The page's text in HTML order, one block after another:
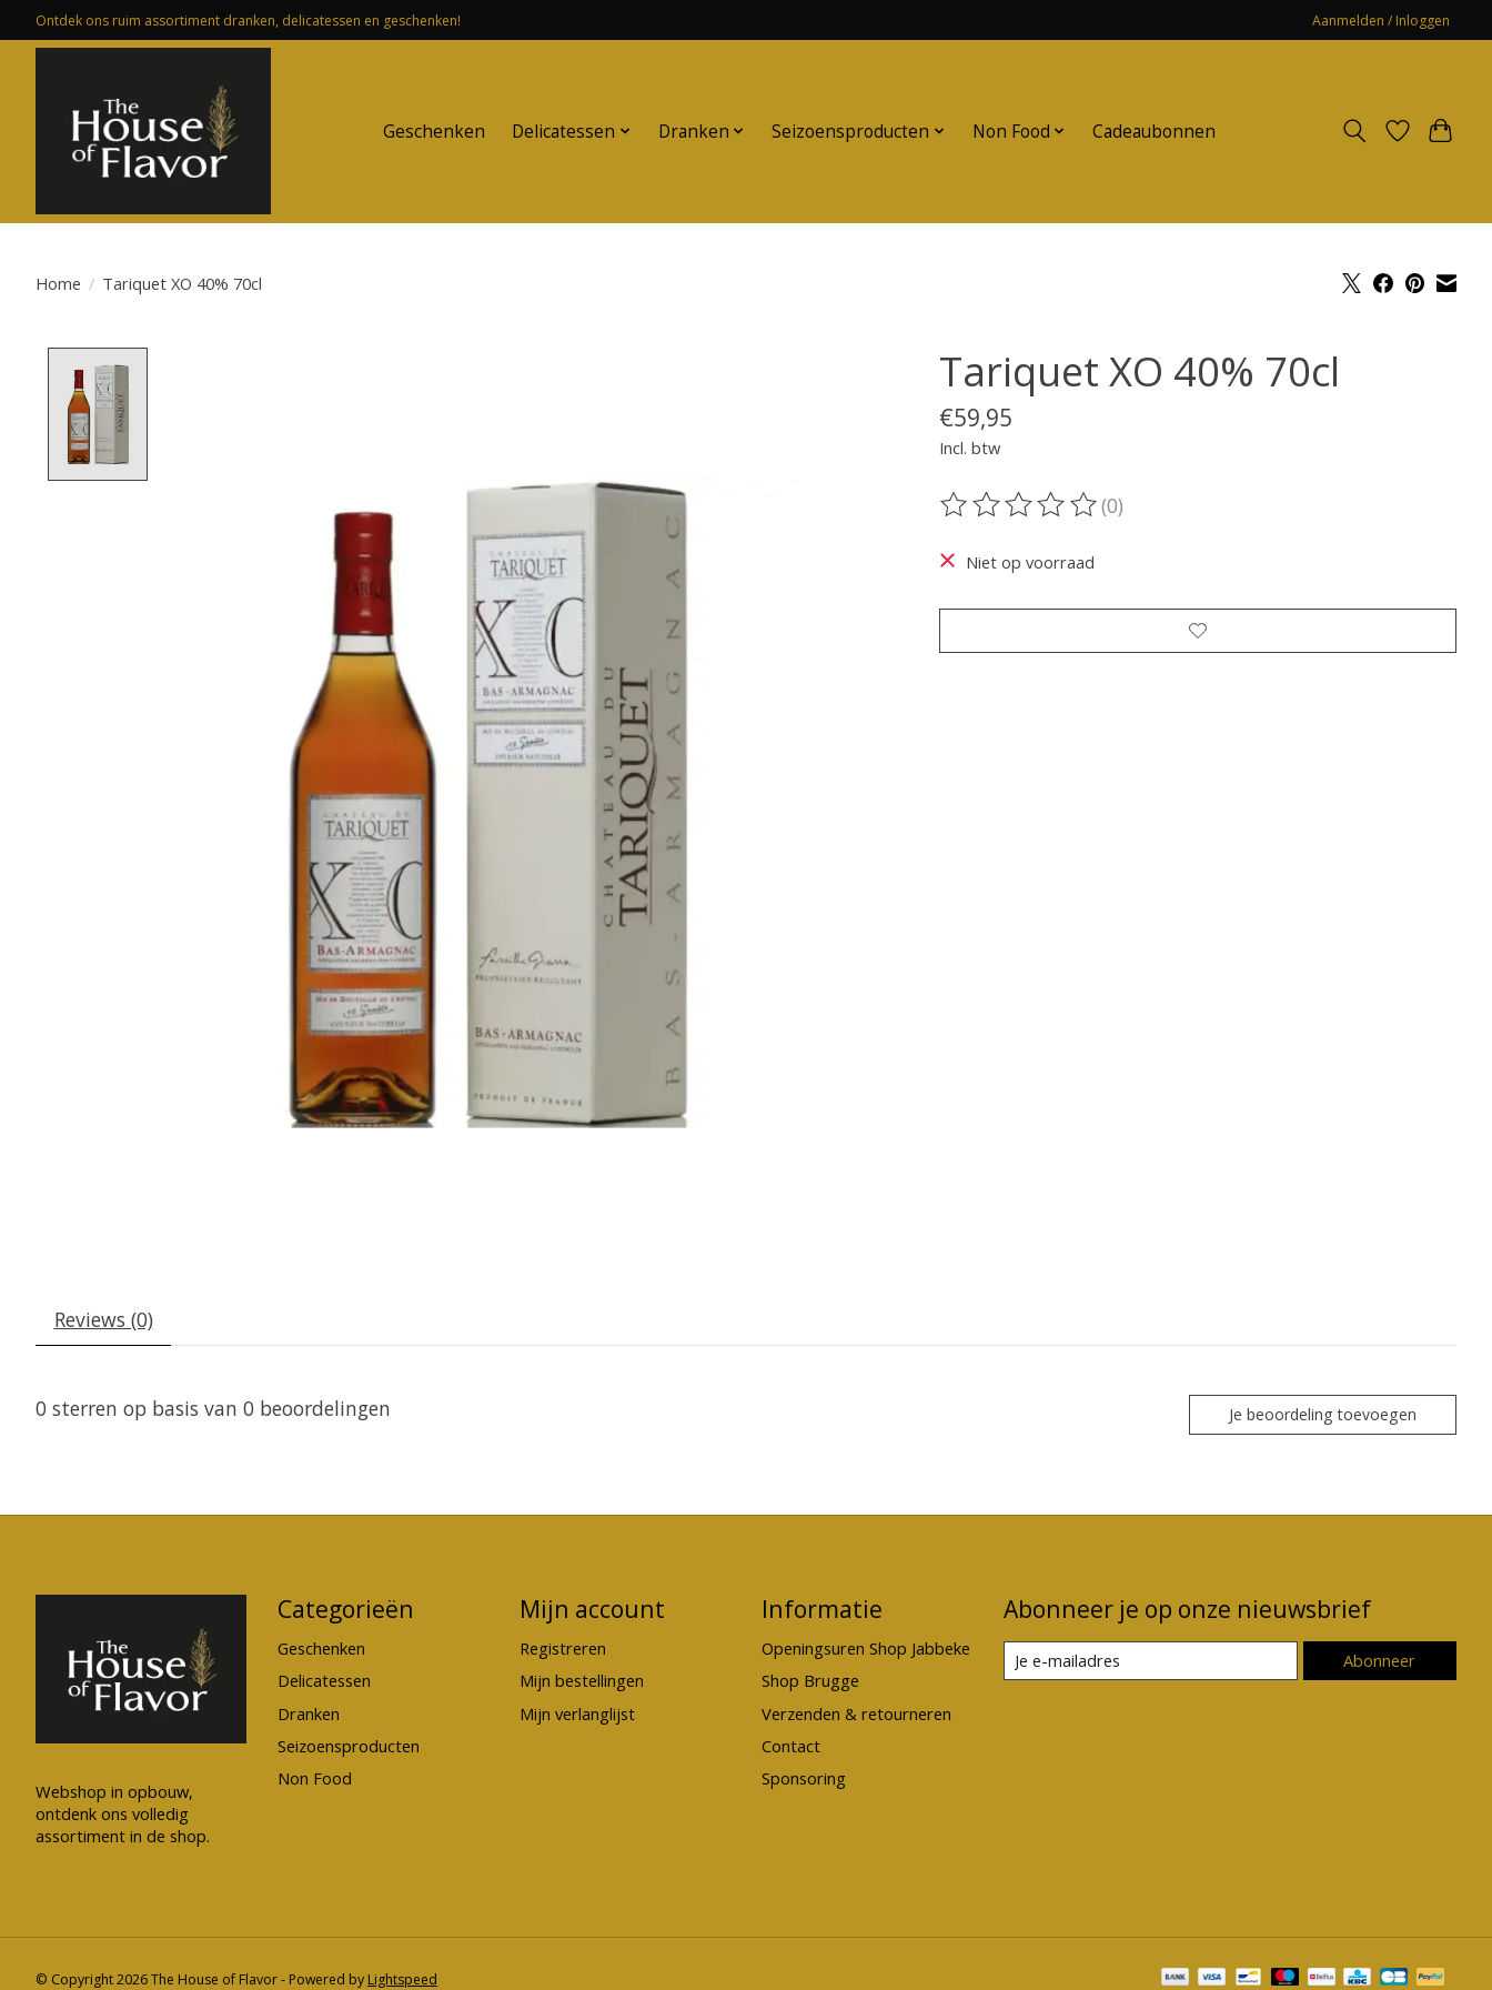
Ontdek ons ruim assortiment dranken, delicatessen en geschenken! Aanmelden / Inloggen
Geschenken Delicatessen Dranken Seizoensproducten Non Food Cadeaubonnen
Home / Tariquet XO 40% 70cl
Tariquet XO 40% 70cl
€59,95
Incl. btw
De beoordeling van dit product is
(0)
Niet op voorraad
Reviews (0)
0 sterren op basis van 0 beoordelingen Je beoordeling toevoegen
Webshop in opbouw,
ontdenk ons volledig
assortiment in de shop.
Categorieën
Geschenken
Delicatessen
Dranken
Seizoensproducten
Non Food
Mijn account
Registreren
Mijn bestellingen
Mijn verlanglijst
Informatie
Openingsuren Shop Jabbeke
Shop Brugge
Verzenden & retourneren
Contact
Sponsoring
Abonneer je op onze nieuwsbrief
Abonneer
© Copyright 2026 The House of Flavor - Powered by Lightspeed